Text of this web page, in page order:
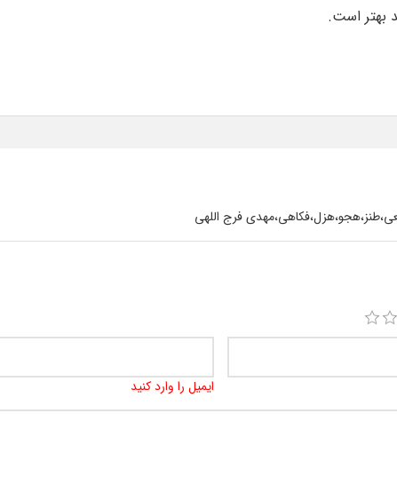
بهتر است.
فرج اللهی
ایمیل را وارد کنید